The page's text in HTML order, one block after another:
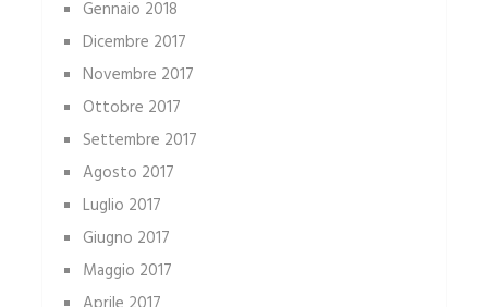
Gennaio 2018
Dicembre 2017
Novembre 2017
Ottobre 2017
Settembre 2017
Agosto 2017
Luglio 2017
Giugno 2017
Maggio 2017